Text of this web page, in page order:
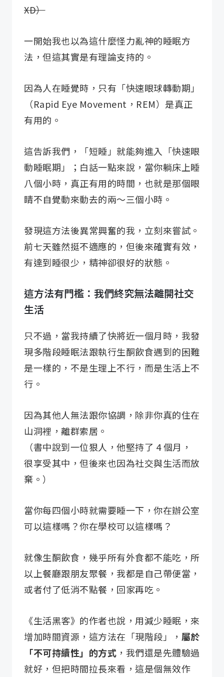
XD）
一開始我也以為這什麼怪力亂神的睡眠方
法，但這其實是有理論支持的。
因為人在睡覺時，只有「快速眼球轉動期」
（Rapid Eye Movement，REM）是真正
有用的。
這告訴我們，「短睡」就能夠進入「快速眼
動睡眠期」；白話一點來說，當你躺床上睡
八個小時，真正有用的時間，也就是那個眼
睛不自覺動來動去的兩～三個小時。
發現這方法後異常興奮的我，立刻來嘗試。
前七天雖然挺不適應的，但後來確實有效，
有達到睡很少，精神卻很好的狀態。
這方法有門檻：我們終究無法離開社交
生活
只不過，當我持續了快將近一個月時，我發
現多階段睡眠法跟執行生酮飲食遇到的困難
是一樣的，不是生理上不行，而是生活上不
行。
因為其他人無法跟你協調，除非你真的住在
山洞裡，離群索居。
（書中說到一位狠人，他堅持了 4 個月，
很享受其中，但後來也因為社交與生活而放
棄。）
當你每四個小時就需要睡一下，你在辦公室
可以這樣嗎？你在學校可以這樣嗎？
就像生酮飲食，幾乎所有外食都不能吃，所
以上餐廳跟朋友聚餐，我都是自己帶便當，
或者付了低消不點餐，回家再吃。
《生活黑客》的作者也說，用減少睡眠，來
增加時間資源，這方法在「現階段」， 屬於
「不可持續性」的方式 ，我們還是先體驗過
就好，但把時間拉長來看，這是個無效作